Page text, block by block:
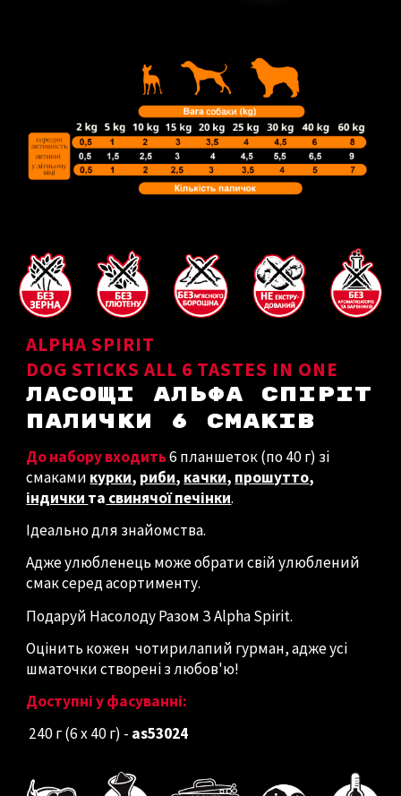
ALPHA SPIRIT
DOG STICKS ALL 6 TASTES IN ONE
ЛАСОЩІ АЛЬФА СПІРІТ
ПАЛИЧКИ 6 СМАКІВ
До набору входить6 планшеток (по 40 г) зі
смаками курки, риби, качки, прошутто,
індички та свинячої печінки.
Ідеально для знайомства.
Адже улюбленець може обрати свій улюблений
смак серед асортименту.
Подаруй Насолоду Разом З Alpha Spirit.
Оцінить кожен чотирилапий гурман, адже усі
шматочки створені з любов'ю!
Доступні у фасуванні:
240 г (6 х 40 г) - as53024